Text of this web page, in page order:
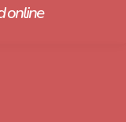
online